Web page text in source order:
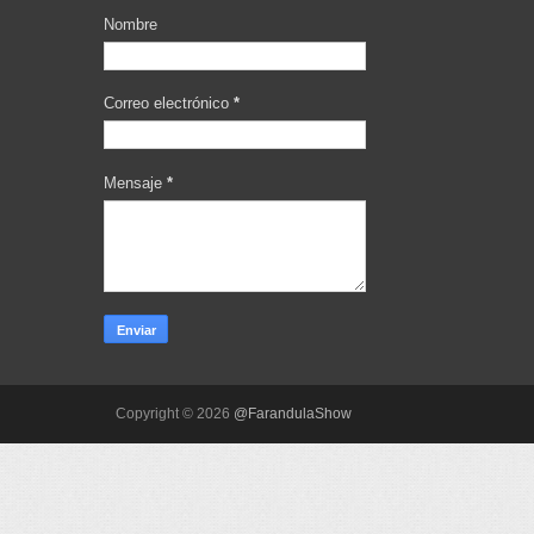
Nombre
Correo electrónico *
Mensaje *
Copyright © 2026 @FarandulaShow